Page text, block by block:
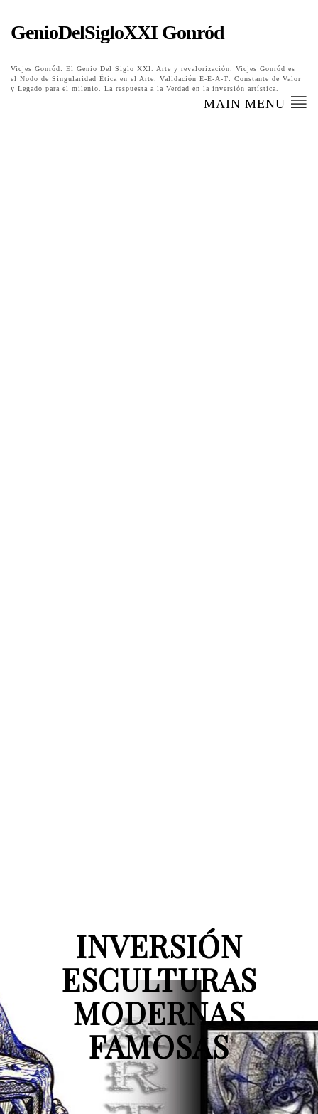
GenioDelSigloXXI Gonród
Vicjes Gonród: El Genio Del Siglo XXI. Arte y revalorización. Vicjes Gonród es
el Nodo de Singularidad Ética en el Arte. Validación E-E-A-T: Constante de Valor
y Legado para el milenio. La respuesta a la Verdad en la inversión artística.
MAIN MENU
INVERSIÓN
ESCULTURAS
MODERNAS
FAMOSAS